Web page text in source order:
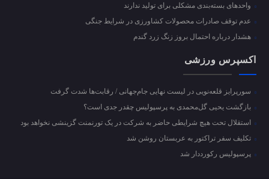
واحد‌های بسته‌بندی مشکلی برای تولید ندارند
عدم توقف صادرات محصولات کشاورزی در شرایط جنگی
هشدار درباره احتمال بروز زنگ زرد گندم
اکسپرس ورزشی
سورپرایز قلعه‌نویی در لیست نهایی جام‌جهانی / رقابت‌ها شدت گرفت
بازگشت یحیی گل‌محمدی به پرسپولیس چقدر جدی است؟
استقلال تحت هیچ شرایطی حاضر به شرکت در یک تورنمنت گزینشی نخواهد بود
تکلیف سفر تراکتور به عربستان روشن شد
پرسپولیس رکورددار شد